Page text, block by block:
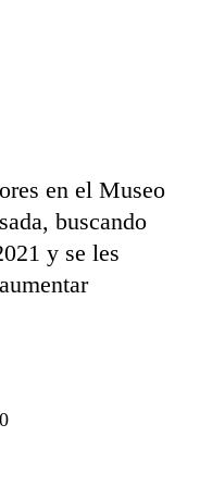
en el Museo
buscando
y se les